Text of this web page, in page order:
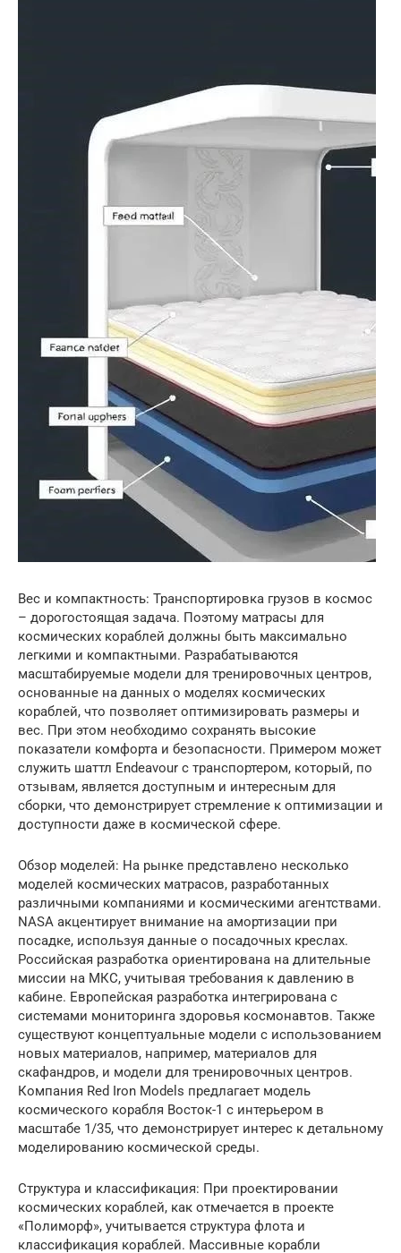
Вес и компактность: Транспортировка грузов в космос
– дорогостоящая задача. Поэтому матрасы для
космических кораблей должны быть максимально
легкими и компактными. Разрабатываются
масштабируемые модели для тренировочных центров,
основанные на данных о моделях космических
кораблей, что позволяет оптимизировать размеры и
вес. При этом необходимо сохранять высокие
показатели комфорта и безопасности. Примером может
служить шаттл Endeavour с транспортером, который, по
отзывам, является доступным и интересным для
сборки, что демонстрирует стремление к оптимизации и
доступности даже в космической сфере.
Обзор моделей: На рынке представлено несколько
моделей космических матрасов, разработанных
различными компаниями и космическими агентствами.
NASA акцентирует внимание на амортизации при
посадке, используя данные о посадочных креслах.
Российская разработка ориентирована на длительные
миссии на МКС, учитывая требования к давлению в
кабине. Европейская разработка интегрирована с
системами мониторинга здоровья космонавтов. Также
существуют концептуальные модели с использованием
новых материалов, например, материалов для
скафандров, и модели для тренировочных центров.
Компания Red Iron Models предлагает модель
космического корабля Восток-1 с интерьером в
масштабе 1/35, что демонстрирует интерес к детальному
моделированию космической среды.
Структура и классификация: При проектировании
космических кораблей, как отмечается в проекте
«Полиморф», учитывается структура флота и
классификация кораблей. Массивные корабли